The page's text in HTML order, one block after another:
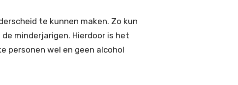
te kunnen maken. Zo kun
minderjarigen. Hierdoor is het
personen wel en geen alcohol